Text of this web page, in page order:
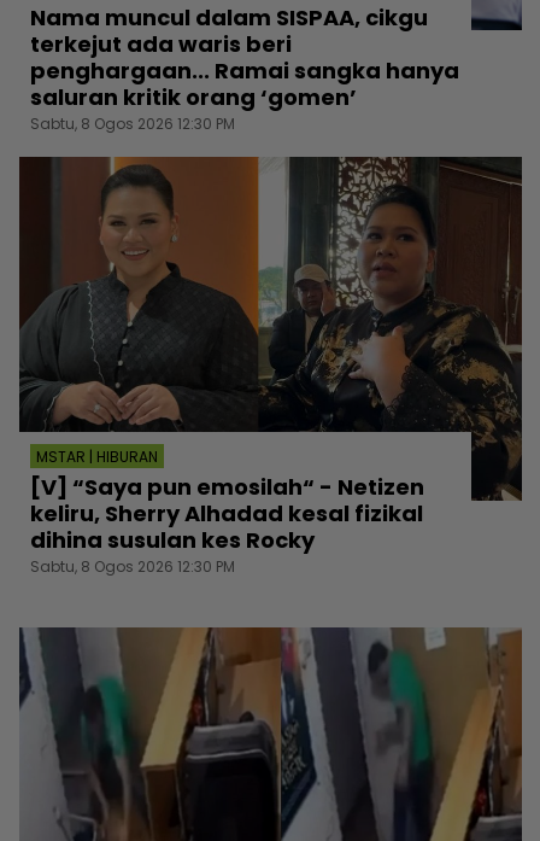
Nama muncul dalam SISPAA, cikgu
terkejut ada waris beri
penghargaan... Ramai sangka hanya
saluran kritik orang ‘gomen’
Sabtu, 8 Ogos 2026 12:30 PM
MSTAR | HIBURAN
[V] “Saya pun emosilah“ - Netizen
keliru, Sherry Alhadad kesal fizikal
dihina susulan kes Rocky
Sabtu, 8 Ogos 2026 12:30 PM